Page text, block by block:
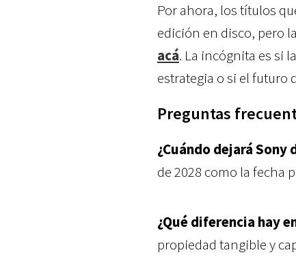
Por ahora, los títulos
edición en disco, pero
acá. La incógnita es si
estrategia o si el futuro
Preguntas
¿Cuándo dejará
de 2028 como la fecha
¿Qué diferencia hay
propiedad tangible y